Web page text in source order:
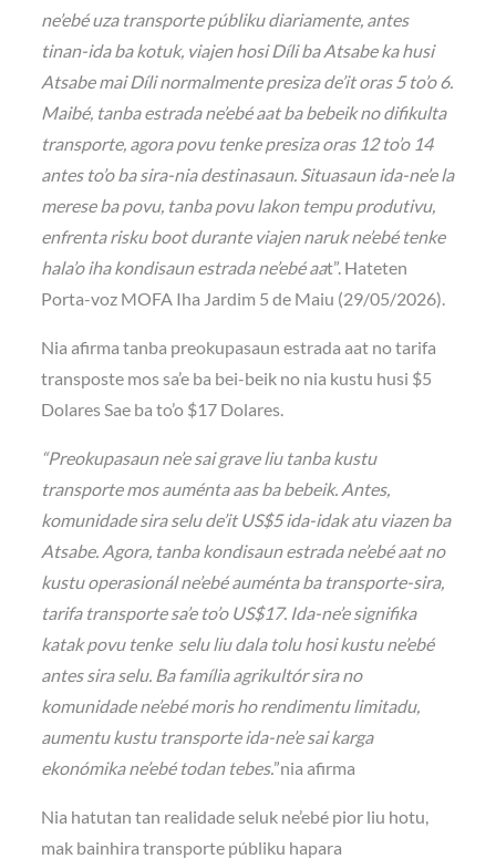
ne’ebé uza transporte públiku diariamente, antes
tinan-ida ba kotuk, viajen hosi Díli ba Atsabe ka husi
Atsabe mai Díli normalmente presiza de’it oras 5 to’o 6.
Maibé, tanba estrada ne’ebé aat ba bebeik no difikulta
transporte, agora povu tenke presiza oras 12 to’o 14
antes to’o ba sira-nia destinasaun. Situasaun ida-ne’e la
merese ba povu, tanba povu lakon tempu produtivu,
enfrenta risku boot durante viajen naruk ne’ebé tenke
hala’o iha kondisaun estrada ne’ebé aat”. Hateten
Porta-voz MOFA Iha Jardim 5 de Maiu (29/05/2026).
Nia afirma tanba preokupasaun estrada aat no tarifa
transposte mos sa’e ba bei-beik no nia kustu husi $5
Dolares Sae ba to’o $17 Dolares.
“Preokupasaun ne’e sai grave liu tanba kustu
transporte mos auménta aas ba bebeik. Antes,
komunidade sira selu de’it US$5 ida-idak atu viazen ba
Atsabe. Agora, tanba kondisaun estrada ne’ebé aat no
kustu operasionál ne’ebé auménta ba transporte-sira,
tarifa transporte sa’e to’o US$17. Ida-ne’e signifika
katak povu tenke selu liu dala tolu hosi kustu ne’ebé
antes sira selu. Ba família agrikultór sira no
komunidade ne’ebé moris ho rendimentu limitadu,
aumentu kustu transporte ida-ne’e sai karga
ekonómika ne’ebé todan tebes.”nia afirma
Nia hatutan tan realidade seluk ne’ebé pior liu hotu,
mak bainhira transporte públiku hapara